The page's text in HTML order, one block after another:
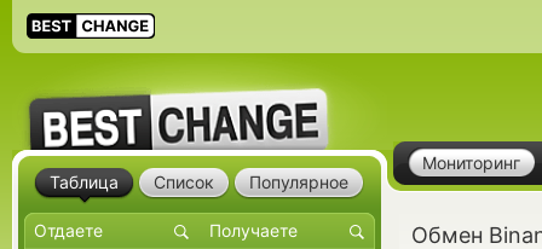
Мониторинг
Обмен
Таблица Список Популярное